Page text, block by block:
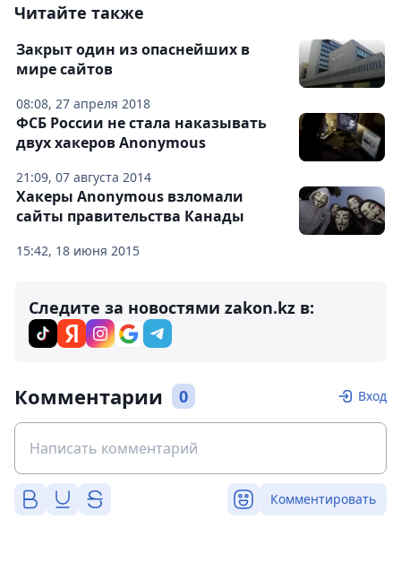
Читайте также
08:08, 27 апреля 2018
Закрыт один из опаснейших в
мире сайтов
21:09, 07 августа 2014
ФСБ России не стала наказывать
двух хакеров Anonymous
15:42, 18 июня 2015
Хакеры Anonymous взломали
сайты правительства Канады
Следите за новостями zakon.kz в:
Комментарии 0 Вход
Комментировать